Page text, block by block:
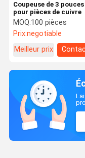
Coupeuse de 3 pouces
pour pièces de cuivre
MOQ:100 pièces
Prix:negotiable
Meilleur prix